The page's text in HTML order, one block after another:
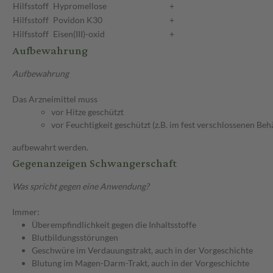
Hilfsstoff Hypromellose
+
Hilfsstoff Povidon K30
+
Hilfsstoff Eisen(III)-oxid +
Aufbewahrung
Aufbewahrung
Das Arzneimittel muss
vor Hitze geschützt
vor Feuchtigkeit geschützt (z.B. im fest verschlossenen
aufbewahrt werden.
Gegenanzeigen Schwangerschaft
Was spricht gegen eine Anwendung?
Immer:
Überempfindlichkeit gegen die Inhaltsstoffe
Blutbildungsstörungen
Geschwüre im Verdauungstrakt, auch in der Vorgeschichte
Blutung im Magen-Darm-Trakt, auch in der Vorgeschichte